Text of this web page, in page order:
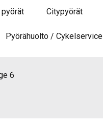
Citypyörät
Pyörähuolto / Cykelservice
6